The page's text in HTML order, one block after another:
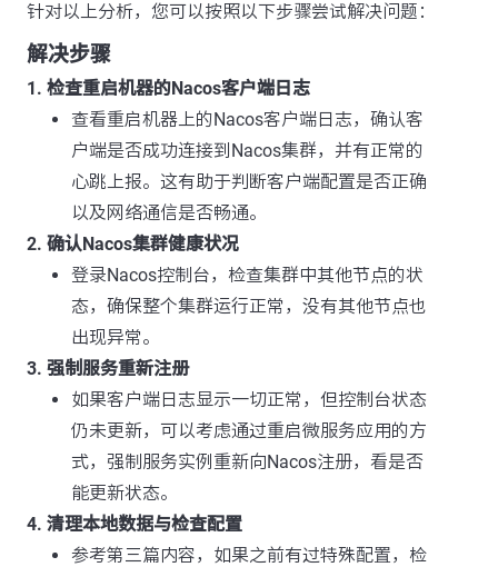
针对以上分析，您可以按照以下步骤尝试解决问题：
解决步骤
1. 检查重启机器的Nacos客户端日志
查看重启机器上的Nacos客户端日志，确认客
户端是否成功连接到Nacos集群，并有正常的
心跳上报。这有助于判断客户端配置是否正确
以及网络通信是否畅通。
2. 确认Nacos集群健康状况
登录Nacos控制台，检查集群中其他节点的状
态，确保整个集群运行正常，没有其他节点也
出现异常。
3. 强制服务重新注册
如果客户端日志显示一切正常，但控制台状态
仍未更新，可以考虑通过重启微服务应用的方
式，强制服务实例重新向Nacos注册，看是否
能更新状态。
4. 清理本地数据与检查配置
参考第三篇内容，如果之前有过特殊配置，检